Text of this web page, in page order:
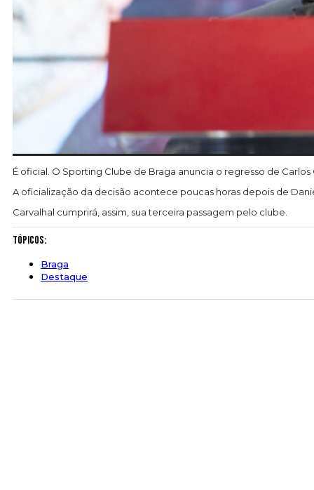
É oficial. O Sporting Clube de Braga anuncia o regresso de
A oficialização da decisão acontece poucas horas depois de
Carvalhal cumprirá, assim, sua terceira passagem pelo clube.
Tópicos:
Braga
Destaque